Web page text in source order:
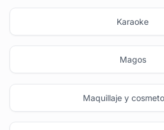
Karaoke
Magos
Maquillaje y